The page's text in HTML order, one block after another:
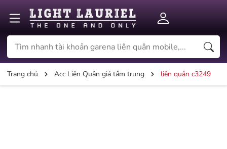
Trang chủ Acc Liên Quân giá tầm trung liên quân c3249